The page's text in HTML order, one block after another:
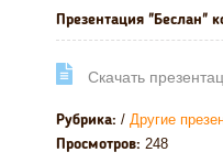
Презентация "Беслан"
Cкачать
Рубрика: / Другие
Просмотров: 248